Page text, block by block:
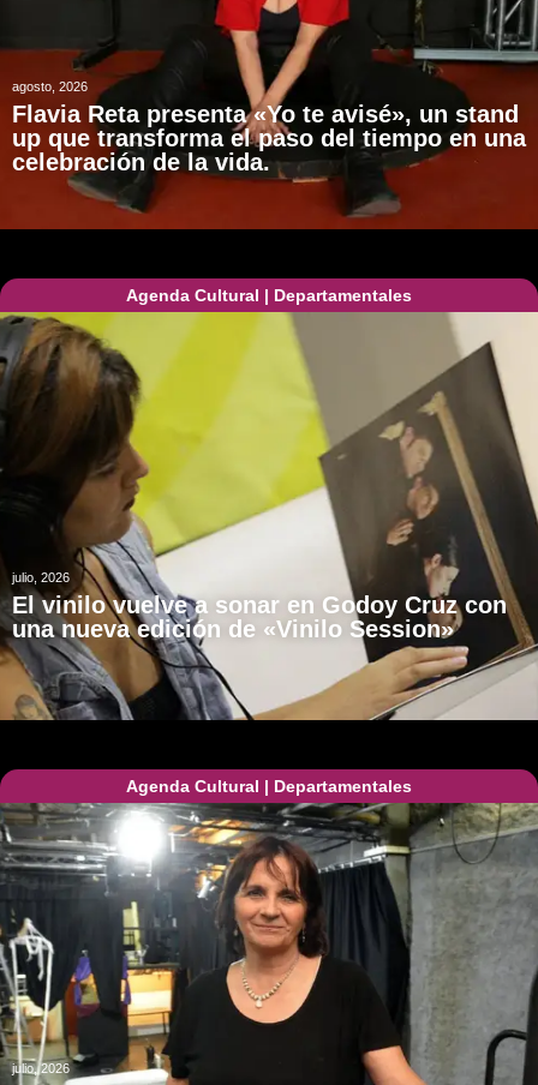
agosto, 2026
Flavia Reta presenta «Yo te avisé», un stand
up que transforma el paso del tiempo en una
celebración de la vida.
Agenda Cultural | Departamentales
julio, 2026
El vinilo vuelve a sonar en Godoy Cruz con
una nueva edición de «Vinilo Session»
Agenda Cultural | Departamentales
julio, 2026